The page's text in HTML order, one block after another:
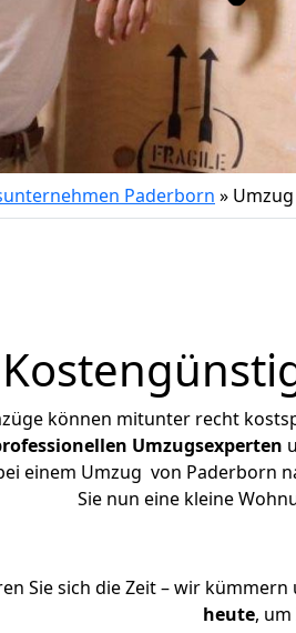
Paderborn »
können mitunter recht
Umzugsexperten
einem Umzug von Paderborn
Sie nun eine kleine
Sie sich die Zeit – wir
heute, um